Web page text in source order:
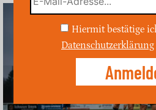
Hiermit bestätige
Datenschutzerklärung